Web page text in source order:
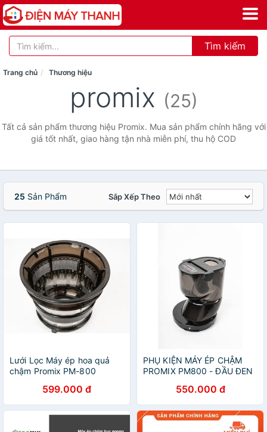
Tìm kiếm
Trang chủ Thương hiệu
promix (25)
Tất cả sản phẩm thương hiệu Promix. Mua sản phẩm chính hãng với
giá tốt nhất, giao hàng tận nhà miễn phí, thu hộ COD
25 Sản Phẩm Sắp Xếp Theo
Lưới Lọc Máy ép hoa quả
chậm Promix PM-800
599.000 đ
PHỤ KIỆN MÁY ÉP CHẬM
PROMIX PM800 - ĐẦU ĐEN
PROMIX - CHỐ TIẾP HOA
QUẢ
550.000 đ